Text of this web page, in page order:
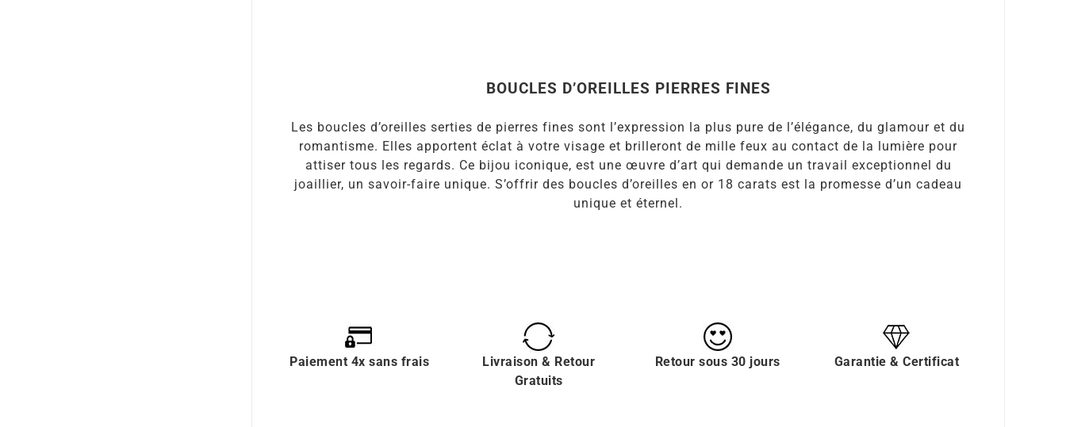
BOUCLES D’OREILLES PIERRES FINES
Les boucles d’oreilles serties de pierres fines sont l’expression la plus pure de l’élégance, du glamour et du
romantisme. Elles apportent éclat à votre visage et brilleront de mille feux au contact de la lumière pour
attiser tous les regards. Ce bijou iconique, est une œuvre d’art qui demande un travail exceptionnel du
joaillier, un savoir-faire unique. S’offrir des boucles d’oreilles en or 18 carats est la promesse d’un cadeau
unique et éternel.
Paiement 4x sans frais
Livraison & Retour
Gratuits
Retour sous 30 jours Garantie & Certificat